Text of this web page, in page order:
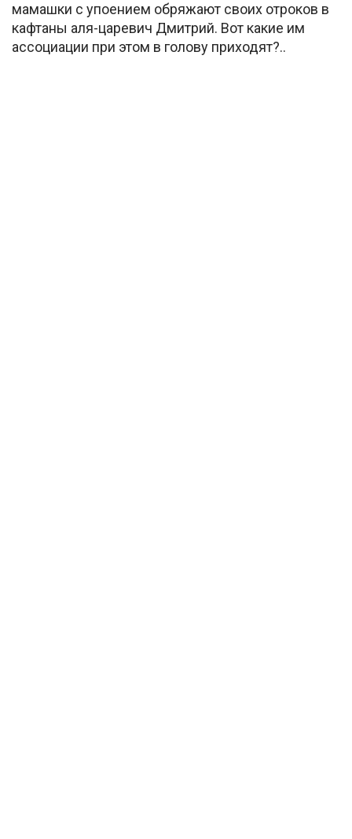
мамашки с упоением обряжают своих отроков в
кафтаны аля-царевич Дмитрий. Вот какие им
ассоциации при этом в голову приходят?..